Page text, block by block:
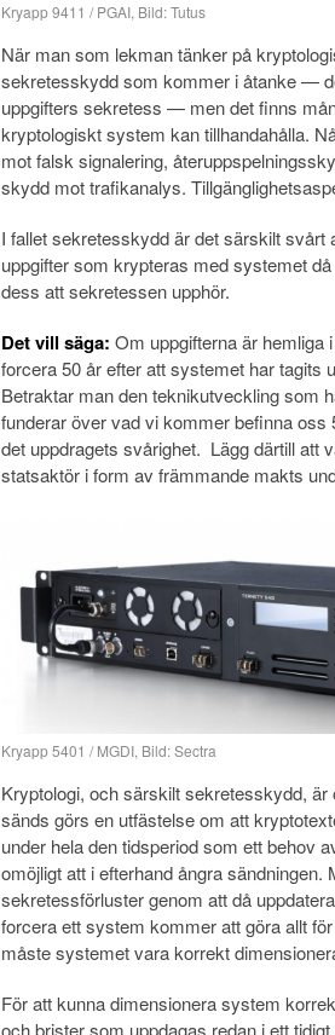
Kryapp 9411 / PGAI, Bild: Tutus
När man som lekman tänker på
sekretesskydd som kommer i åtanke —
uppgifters sekretess — men det finns
kryptologiskt system kan tillhandahålla.
mot falsk signalering,
skydd mot trafikanalys.
I fallet sekretesskydd är det särskilt
uppgifter som krypteras med systemet
dess att sekretessen upphör.
Det vill säga: Om uppgifterna är hemliga
forcera 50 år efter att systemet har tagits
Betraktar man den teknikutveckling som
funderar över vad vi kommer befinna
det uppdragets svårighet. Lägg därtill att
statsaktör i form av främmande makts
Kryapp 5401 / MGDI, Bild: Sectra
Kryptologi, och särskilt sekretesskydd,
sänds görs en utfästelse om att
under hela den tidsperiod som ett behov
omöjligt att i efterhand ångra sändningen.
sekretessförluster genom att då
forcera ett system kommer att göra allt
måste systemet vara korrekt
För att kunna dimensionera system